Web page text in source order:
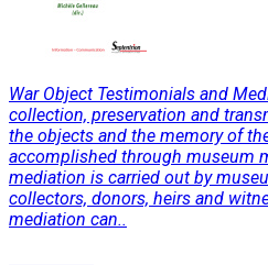
War Object Testimonials and
collection, preservation and
the objects and the memory of
accomplished through museum
mediation is carried out by
collectors, donors, heirs and
mediation can..